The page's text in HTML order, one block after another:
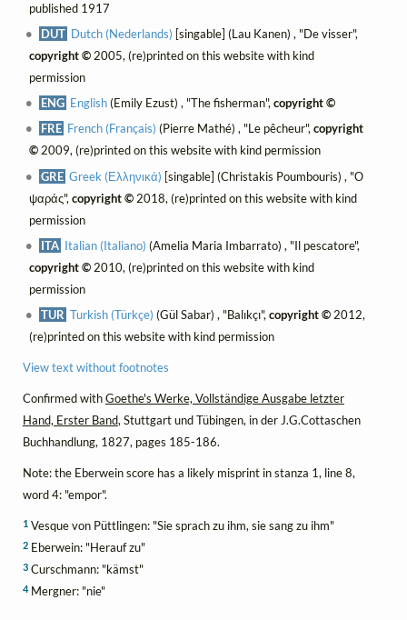
published 1917
DUT Dutch (Nederlands) [singable] (Lau Kanen) , "De visser",
copyright ©2005, (re)printed on this website with kind
permission
ENG English(Emily Ezust) , "The fisherman",copyright ©
FRE French (Français) (Pierre Mathé) , "Le pêcheur",copyright
©2009, (re)printed on this website with kind permission
GRE Greek (Ελληνικά) [singable] (Christakis Poumbouris) , "Ο
ψαράς", copyright ©2018, (re)printed on this website with kind
permission
ITA Italian (Italiano) (Amelia Maria Imbarrato) , "Il pescatore",
copyright ©2010, (re)printed on this website with kind
permission
TUR Turkish (Türkçe) (Gül Sabar) , "Balıkçı",copyright © 2012,
(re)printed on this website with kind permission
View text without footnotes
Confirmed withGoethe's Werke, Vollständige Ausgabe letzter
Hand, Erster Band, Stuttgart und Tübingen, in der J.G.Cottaschen
Buchhandlung, 1827, pages 185-186.
Note: the Eberwein score has a likely misprint in stanza 1, line 8,
word 4: "empor".
1Vesque von Püttlingen: "Sie sprach zu ihm, sie sang zu ihm"
2Eberwein: "Herauf zu"
3Curschmann: "kämst"
4Mergner: "nie"